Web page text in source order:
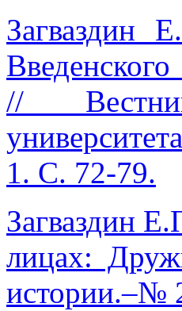
Загваздин
// Вестник
1. С. 72-79.
Загваздин
лицах:
истории.–№